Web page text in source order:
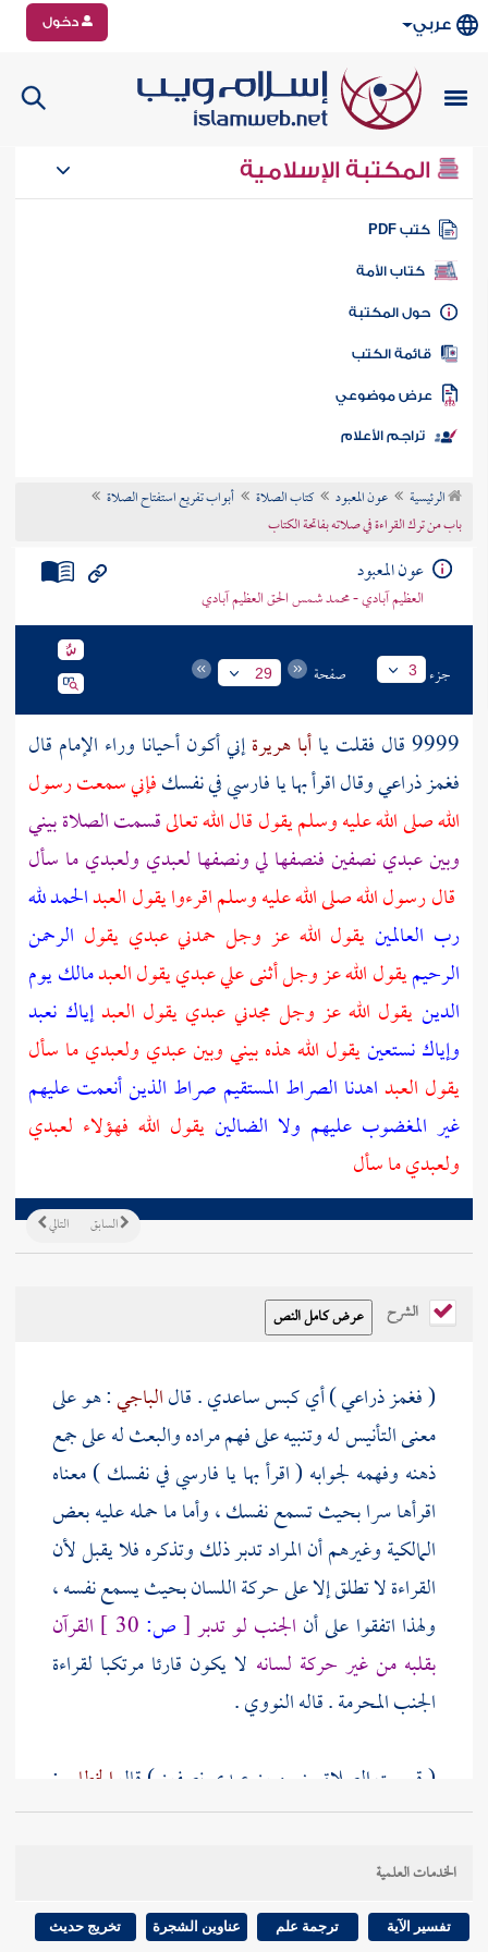
عربي دخول
المكتبة الإسلامية
كتب PDF
كتاب الأمة
المكتبة
الكتب
موضوعي
تراجم الأعلام
الرئيسية عون المعبود كتاب الصلاة
أبواب تفريع استفتاح الصلاة
باب من ترك القراءة في صلاته بفاتحة الكتاب
عون المعبود
العظيم آبادي - محمد شمس الحق العظيم آبادي
جزء 3 صفحة 29
9999 قال فقلت يا أبا هريرةإني أكون أحيانا وراء الإمام قال
فغمز ذراعي وقال اقرأ بها يا فارسي في نفسكفإني سمعت رسول
الله صلى الله عليه وسلم يقول قال الله تعالىقسمت الصلاة بيني
وبين عبدي نصفين فنصفها لي ونصفها لعبدي ولعبدي ما سأل
قال رسول الله صلى الله عليه وسلم اقرءوا يقول العبدالحمد لله
رب العالمين يقول الله عز وجل حمدني عبدي يقول الرحمن
الرحيميقول الله عز وجل أثنى علي عبدي يقول العبدمالك يوم
الدين يقول الله عز وجل مجدني عبدي يقول العبدإياك نعبد
وإياك نستعينيقول الله هذه بيني وبين عبدي ولعبدي ما سأل
يقول العبداهدنا الصراط المستقيم صراط الذين أنعمت عليهم
غير المغضوب عليهم ولا الضالين يقول الله فهؤلاء لعبدي
ولعبدي ما سأل
التالي السابق
الشرح
( فغمز ذراعي ) أي كبس ساعدي . قالالباجي: هو على
معنى التأنيس له وتنبيه على فهم مراده والبعث له على جمع
ذهنه وفهمه لجوابه ( اقرأ بها يا فارسي في نفسك ) معناه
اقرأها سرا بحيث تسمع نفسك ، وأما ما حمله عليه بعض
المالكية وغيرهم أن المراد تدبر ذلك وتذكره فلا يقبل لأن
القراءة لا تطلق إلا على حركة اللسان بحيث يسمع نفسه ،
ولهذا اتفقوا على أن الجنب لو تدبر[ص:
القرآن
بقلبه من غير حركة لسانه لا يكون قارئا مرتكبا لقراءة
الجنب المحرمة . قالهالنووي.
( قسمت الصلاة بيني وبين عبدي نصفين ) قال الخطابي :
المراد بالصلاة القراءة ، يدل على ذلك قوله عليه السلام
عند التفسير له والتفصيل للمراد منه
رب العالمين يقول الله تعالى حمدني عبدي
. وقد سمي القرآن صلاة لوقوعها في الصلاة وكونها جزءا
الخدمات العلمية
تفسير الآية ترجمة علم عناوين الشجرة تخريج حديث